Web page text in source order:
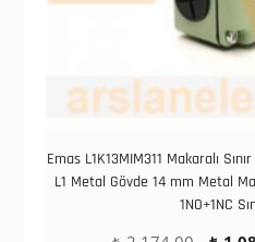
Emas L1K13MIM311 Makaralı
L1 Metal Gövde 14 mm Metal
1NO+1NC